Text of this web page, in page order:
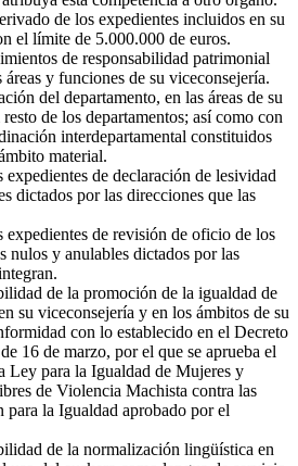
de los expedientes incluidos en su
el límite de 5.000.000 de euros.
de responsabilidad patrimonial
y funciones de su viceconsejería.
del departamento, en las áreas de su
de los departamentos; así como con
interdepartamental constituidos
material.
de declaración de lesividad
dictados por las direcciones que las
expedientes de revisión de oficio de los
nulos y anulables dictados por las
de la promoción de la igualdad de
su viceconsejería y en los ámbitos de su
con lo establecido en el Decreto
16 de marzo, por el que se aprueba el
Ley para la Igualdad de Mujeres y
de Violencia Machista contra las
para la Igualdad aprobado por el
de la normalización lingüística en